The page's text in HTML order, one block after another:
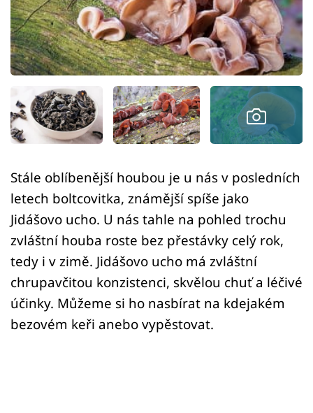
Přihlášení
Sledujte nás
Stále oblíbenější houbou je u nás v posledních
letech boltcovitka, známější spíše jako
Jidášovo ucho. U nás tahle na pohled trochu
zvláštní houba roste bez přestávky celý rok,
tedy i v zimě. Jidášovo ucho má zvláštní
chrupavčitou konzistenci, skvělou chuť a léčivé
účinky. Můžeme si ho nasbírat na kdejakém
bezovém keři anebo vypěstovat.